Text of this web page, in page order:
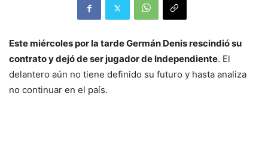
Este miércoles por la tarde Germán Denis rescindió su
contrato y dejó de ser jugador de Independiente. El
delantero aún no tiene definido su futuro y hasta analiza
no continuar en el país.